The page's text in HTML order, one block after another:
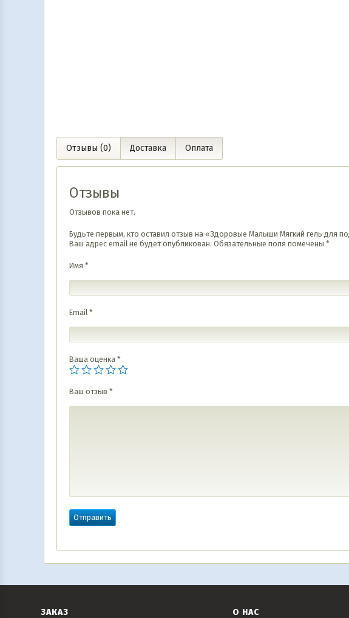
Отзывы (0) Доставка Оплата
Отзывы
Отзывов пока нет.
Будьте первым, кто оставил отзыв на «Здоровые Малыши Мягкий гель для
Ваш адрес email не будет опубликован. Обязательные поля помечены *
Имя *
Email *
Ваша оценка *
Ваш отзыв *
ЗАКАЗ О НАС